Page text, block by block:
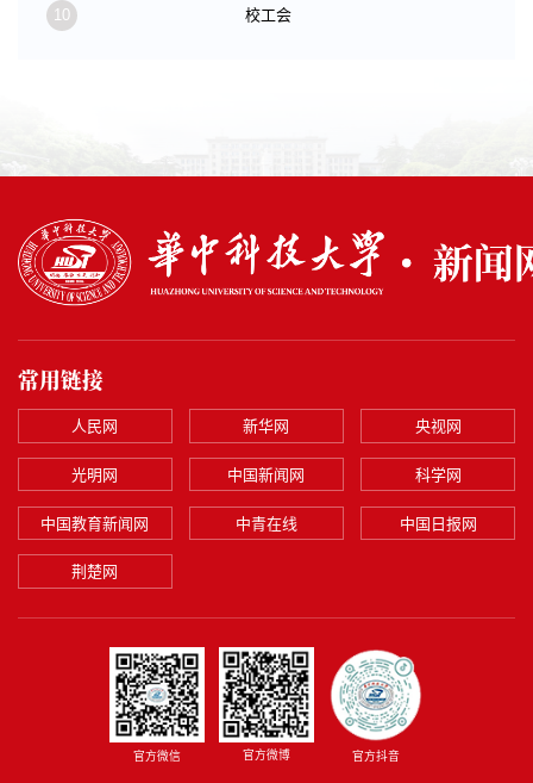
10 校工会
常用链接
人民网 新华网 央视网
光明网 中国新闻网 科学网
中国教育新闻网 中青在线 中国日报网
荆楚网
官方微信 官方微博 官方抖音